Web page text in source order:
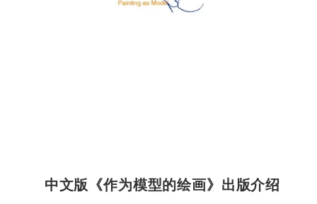
中文版《作为模型的绘画》出版介绍